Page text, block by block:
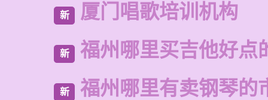
新 厦门唱歌培训机构
新 福州哪里买吉他好点
新 福州哪里有卖钢琴的